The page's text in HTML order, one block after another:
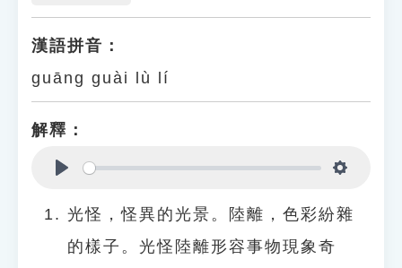
貓頭鷹博士
漢語拼音：
guāng guài lù lí
解釋：
光怪，怪異的光景。陸離，色彩紛雜
的樣子。光怪陸離形容事物現象奇